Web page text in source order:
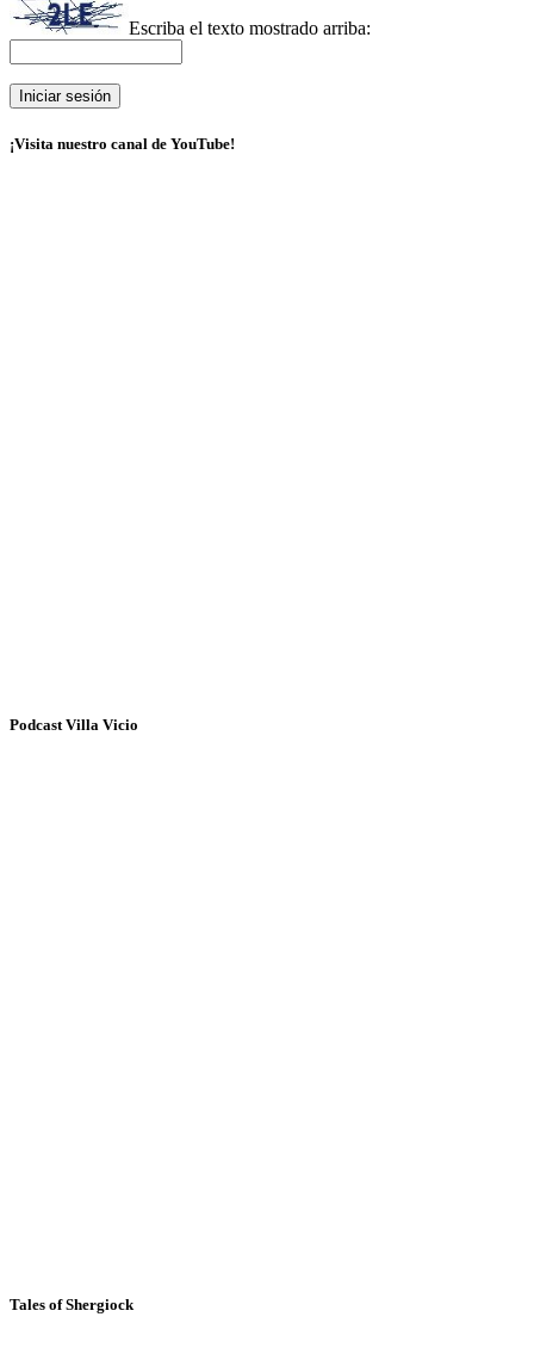
Escriba el texto mostrado arriba:
¡Visita nuestro canal de YouTube!
Podcast Villa Vicio
Tales of Shergiock